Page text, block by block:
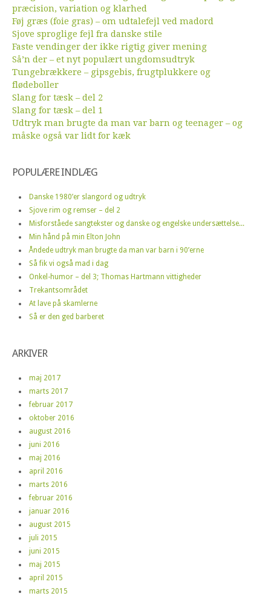
præcision, variation og klarhed
Føj græs (foie gras) – om udtalefejl ved madord
Sjove sproglige fejl fra danske stile
Faste vendinger der ikke rigtig giver mening
Så’n der – et nyt populært ungdomsudtryk
Tungebrækkere – gipsgebis, frugtplukkere og
flødeboller
Slang for tæsk – del 2
Slang for tæsk – del 1
Udtryk man brugte da man var barn og teenager – og
måske også var lidt for kæk
POPULÆRE INDLÆG
Danske 1980’er slangord og udtryk
Sjove rim og remser – del 2
Misforståede sangtekster og danske og engelske undersættelse...
Min hånd på min Elton John
Åndede udtryk man brugte da man var barn i 90’erne
Så fik vi også mad i dag
Onkel-humor – del 3; Thomas Hartmann vittigheder
Trekantsområdet
At lave på skamlerne
Så er den ged barberet
ARKIVER
maj 2017
marts 2017
februar 2017
oktober 2016
august 2016
juni 2016
maj 2016
april 2016
marts 2016
februar 2016
januar 2016
august 2015
juli 2015
juni 2015
maj 2015
april 2015
marts 2015